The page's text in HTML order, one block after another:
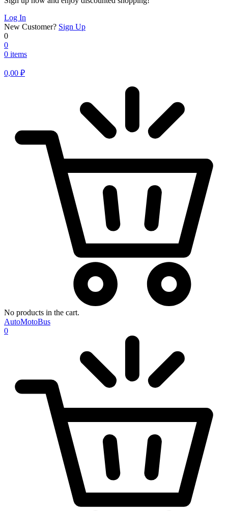
Log In
New Customer? Sign Up
0
0
0 items
0,00 ₽
No products in the cart.
AutoMotoBus
0